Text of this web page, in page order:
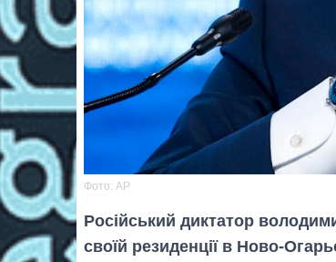
Фото: AP
Російський диктатор
своїй резиденції в Ново-